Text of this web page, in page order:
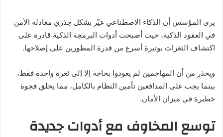
يرى المؤسس أن الذكاء الاصطناعي غيّر بشكل جذري معادلة الأمن
في العقود الذكية، حيث أصبحت أدوات البرمجة الذكية قادرة على
اكتشاف الثغرات بوتيرة أسرع من قدرة المطورين على إصلاحها.
ويحذر من أن المهاجمين لم يعودوا بحاجة إلا إلى ثغرة واحدة فقط،
بينما يجب على المدافعين تأمين النظام بالكامل، مما يخلق فجوة
خطيرة في ميزان الأمان.
توسع المخاوف مع أدوات جديدة